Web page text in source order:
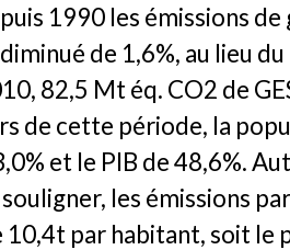
1990 les émissions de
de 1,6%, au lieu
82,5 Mt éq. CO2 de
de cette période, la
et le PIB de 48,6%.
les émissions
10,4t par habitant, soit le